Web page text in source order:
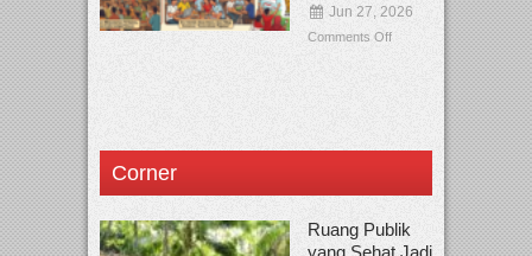
Jun 27, 2026
Comments Off
Corner
Ruang Publik
yang Sehat Jadi